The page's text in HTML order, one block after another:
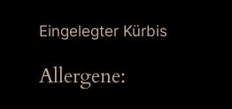
i
e
Eingelegter Kürbis
Allergene: